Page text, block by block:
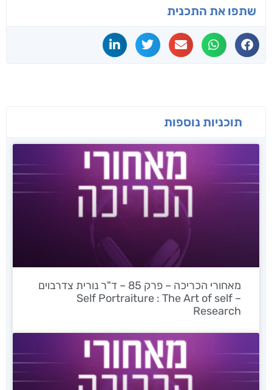
שתפו את התכנית
תוכניות נוספות
מאחורי הכריכה – פרק 85 – ד"ר נורית צדרבוים
– Self Portraiture : The Art of self
Research